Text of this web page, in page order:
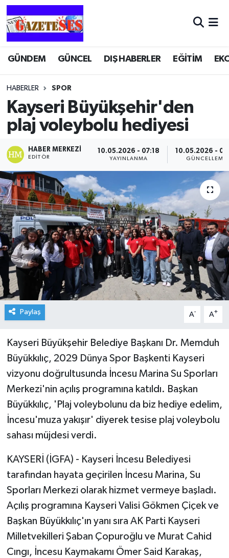
GÜNDEM GÜNCEL DIŞ HABERLER EĞİTİM
HABERLER SPOR
Kayseri Büyükşehir'den
plaj voleybolu hediyesi
HABER MERKEZI
EDITÖR
10.05.2026 - 07:18
YAYINLANMA
10.05.2026 -
GÜNCELLEME
Paylaş A- A+
Kayseri Büyükşehir Belediye Başkanı Dr. Memduh
Büyükkılıç, 2029 Dünya Spor Başkenti Kayseri
vizyonu doğrultusunda İncesu Marina Su Sporları
Merkezi'nin açılış programına katıldı. Başkan
Büyükkılıç, 'Plaj voleybolunu da biz hediye edelim,
İncesu'muza yakışır' diyerek tesise plaj voleybolu
sahası müjdesi verdi.
KAYSERİ (İGFA) - Kayseri İncesu Belediyesi
tarafından hayata geçirilen İncesu Marina, Su
Sporları Merkezi olarak hizmet vermeye başladı.
Açılış programına Kayseri Valisi Gökmen Çiçek ve
Başkan Büyükkılıç'ın yanı sıra AK Parti Kayseri
Milletvekilleri Şaban Çopuroğlu ve Murat Cahid
Cıngı, İncesu Kaymakamı Ömer Said Karakaş,